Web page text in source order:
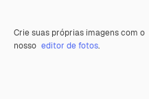
Crie suas próprias imagens com o
nosso editor de fotos.